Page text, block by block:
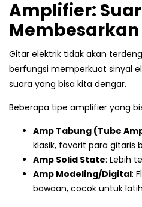
Amplifier:
Membesarkan
Gitar elektrik tidak akan
berfungsi memperkuat sinyal
suara yang bisa kita dengar.
Beberapa tipe amplifier yang
Amp Tabung (Tube
klasik, favorit para gitaris
Amp Solid State: Lebih
Amp Modeling/Digital:
bawaan, cocok untuk